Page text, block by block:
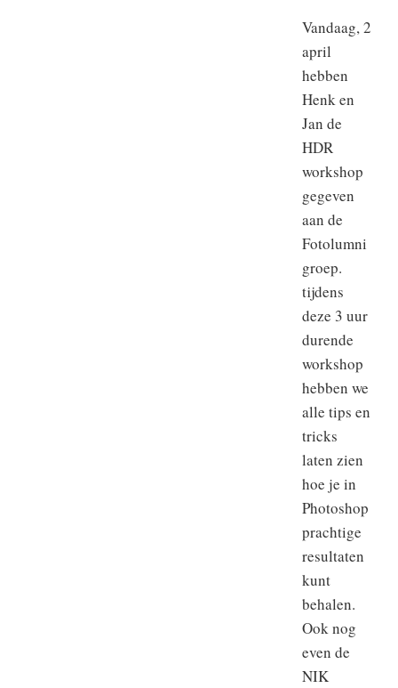
Vandaag, 2
april
hebben
Henk en
Jan de
HDR
workshop
gegeven
aan de
Fotolumni
groep.
tijdens
deze 3 uur
durende
workshop
hebben we
alle tips en
tricks
laten zien
hoe je in
Photoshop
prachtige
resultaten
kunt
behalen.
Ook nog
even de
NIK